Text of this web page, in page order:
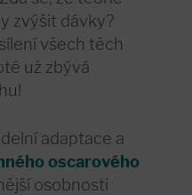
zvýšit dávky?
všech těch
už zbývá
adaptace a
oscarového
osobnosti